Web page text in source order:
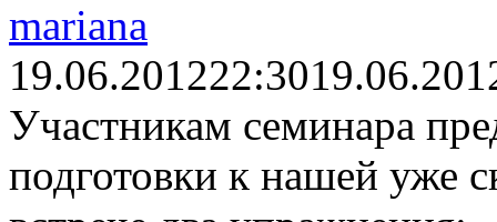
mariana
19.06.201222:30
Участникам семинара
подготовки к нашей уже